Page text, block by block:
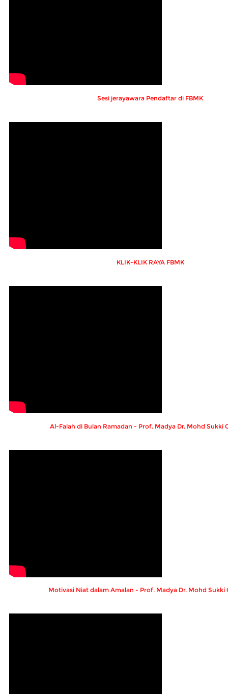
Sesi jerayawara Pendaftar di FBMK
KLIK-KLIK RAYA FBMK
Al-Falah di Bulan Ramadan - Prof. Madya Dr. Mohd Sukki
Motivasi Niat dalam Amalan - Prof. Madya Dr. Mohd Sukki